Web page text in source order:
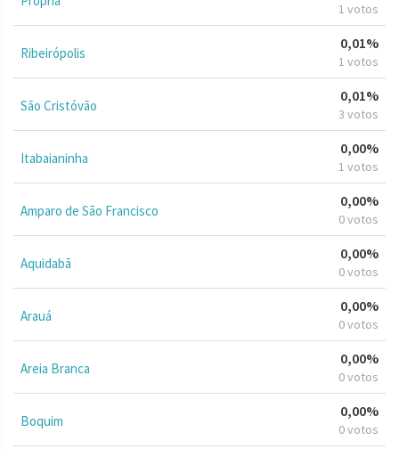
1 votos
Ribeirópolis
0,01%
1 votos
São Cristóvão
0,01%
3 votos
Itabaianinha
0,00%
1 votos
Amparo de São Francisco
0,00%
0 votos
Aquidabã
0,00%
0 votos
Arauá
0,00%
0 votos
Areia Branca
0,00%
0 votos
Boquim
0,00%
0 votos